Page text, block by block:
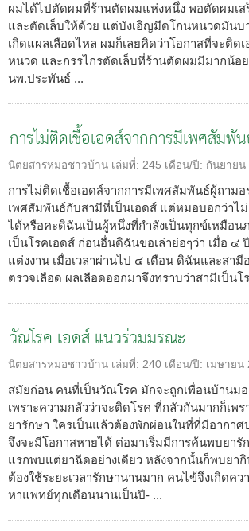
ผมได้ไปตัดผมที่ร้านตัดผมแห่งหนึ่ง พอตัดผมเส
และตัดเล็บให้ด้วย แต่บังเอิญมีดโกนหนวดมันบ
เกิดแผลเลือดไหล ผมก็เลยคิดว่าโอกาสที่จะติด
หนวด และกรรไกรตัดเล็บที่ร้านตัดผมมีมากน้อ
นพ.ประพันธ์ ...
การไม่ติดเชื้อเอดส์จากการมีเพศสัมพั
นิตยสารหมอชาวบ้าน เล่มที่: 245 เดือน/ปี: กันยายน
การไม่ติดเชื้อเอดส์จากการมีเพศสัมพันธ์ผู้ถาม
เพศสัมพันธ์กับสามีที่เป็นเอดส์ แต่หมอบอกว่าไม่
ได้หรือคะดิฉันเป็นผู้หนึ่งที่กำลังเป็นทุกข์เหมือน
เป็นโรคเอดส์ ก่อนอื่นดิฉันขอเล่าย่อๆว่า เมื่อ ๔
แต่งงาน เมื่อเวลาผ่านไป ๔ เดือน ดิฉันและสามี
ตรวจเลือด ผลเลือดออกมาจึงทราบว่าสามีเป็นโ
วัณโรค-เอดส์ แนวร่วมมรณะ
นิตยสารหมอชาวบ้าน เล่มที่: 240 เดือน/ปี: เมษายน
สมัยก่อน คนที่เป็นวัณโรค มักจะถูกเพื่อนบ้านมอ
เพราะความกลัวว่าจะติดโรค ที่กลัวกันมากก็เพร
ยารักษา ใครเป็นแล้วต้องพักผ่อนในที่ที่มีอากา
จึงจะมีโอกาสหายได้ ต่อมาเริ่มมีการค้นพบยา
แรกพบแต่ยาฉีดอย่างเดียว หลังจากนั้นก็พบยา
ต้องใช้ระยะเวลารักษานานมาก คนไข้จึงเกิดคว
หาแพทย์ทุกเดือนนานเป็นปี- ...